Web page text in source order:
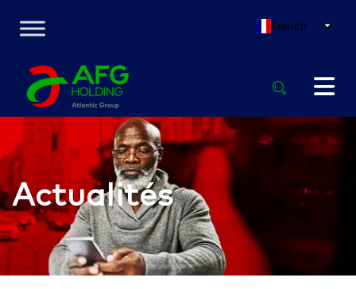
French
Actualités